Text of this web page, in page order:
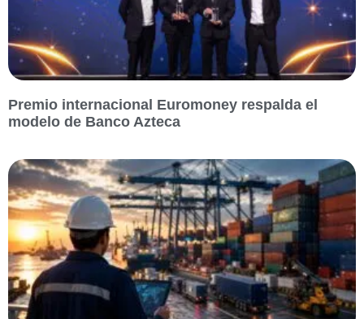
Premio internacional Euromoney respalda el
modelo de Banco Azteca